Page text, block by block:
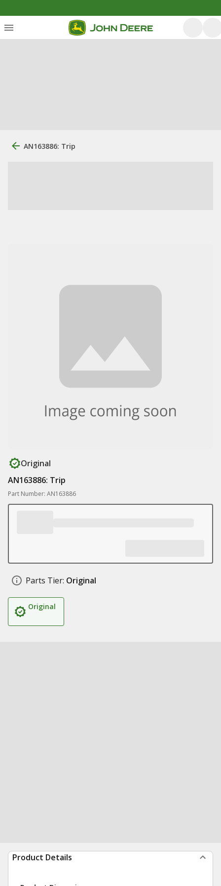
AN163886: Trip
Original
AN163886: Trip
Part Number: AN163886
Parts Tier: Original
Original
Product Details